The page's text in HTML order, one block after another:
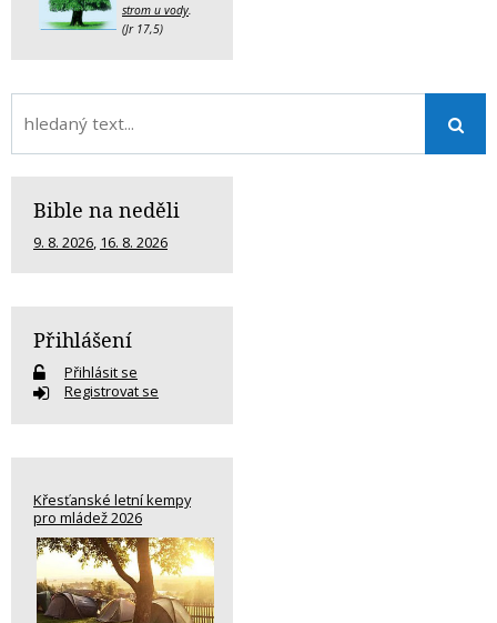
strom u vody.
(Jr 17,5)
Bible na neděli
9. 8. 2026, 16. 8. 2026
Přihlášení
Přihlásit se
Registrovat se
Křesťanské letní kempy
pro mládež 2026